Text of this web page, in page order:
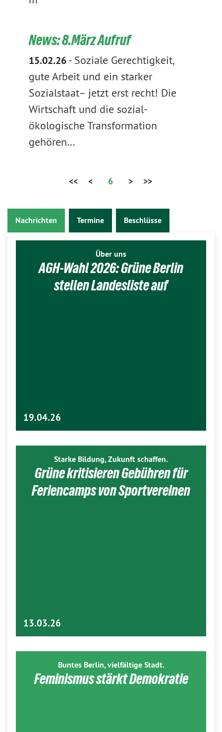
News: 8.März Aufruf
15.02.26- Soziale Gerechtigkeit,
gute Arbeit und ein starker
Sozialstaat– jetzt erst recht! Die
Wirtschaft und die sozial-
ökologische Transformation
gehören…
<< < 6 > >>
Nachrichten Termine Beschlüsse
Über uns
AGH-Wahl 2026: Grüne Berlin
stellen Landesliste auf
19.04.26
Starke Bildung, Zukunft schaffen.
Grüne kritisieren Gebühren für
Feriencamps von Sportvereinen
13.03.26
Buntes Berlin, vielfältige Stadt.
Feminismus stärkt Demokratie